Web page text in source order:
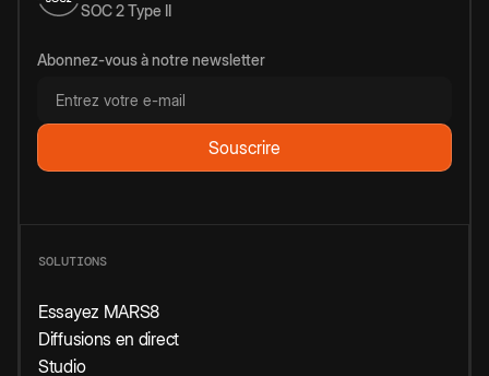
SOC 2 Type II
Abonnez-vous à notre newsletter
SOLUTIONS
Essayez MARS8
Diffusions en direct
Studio